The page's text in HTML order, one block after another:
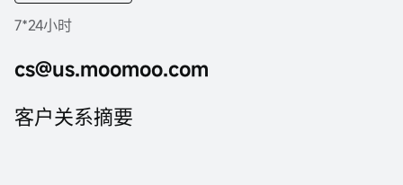
7*24小时
cs@us.moomoo.com
客户关系摘要